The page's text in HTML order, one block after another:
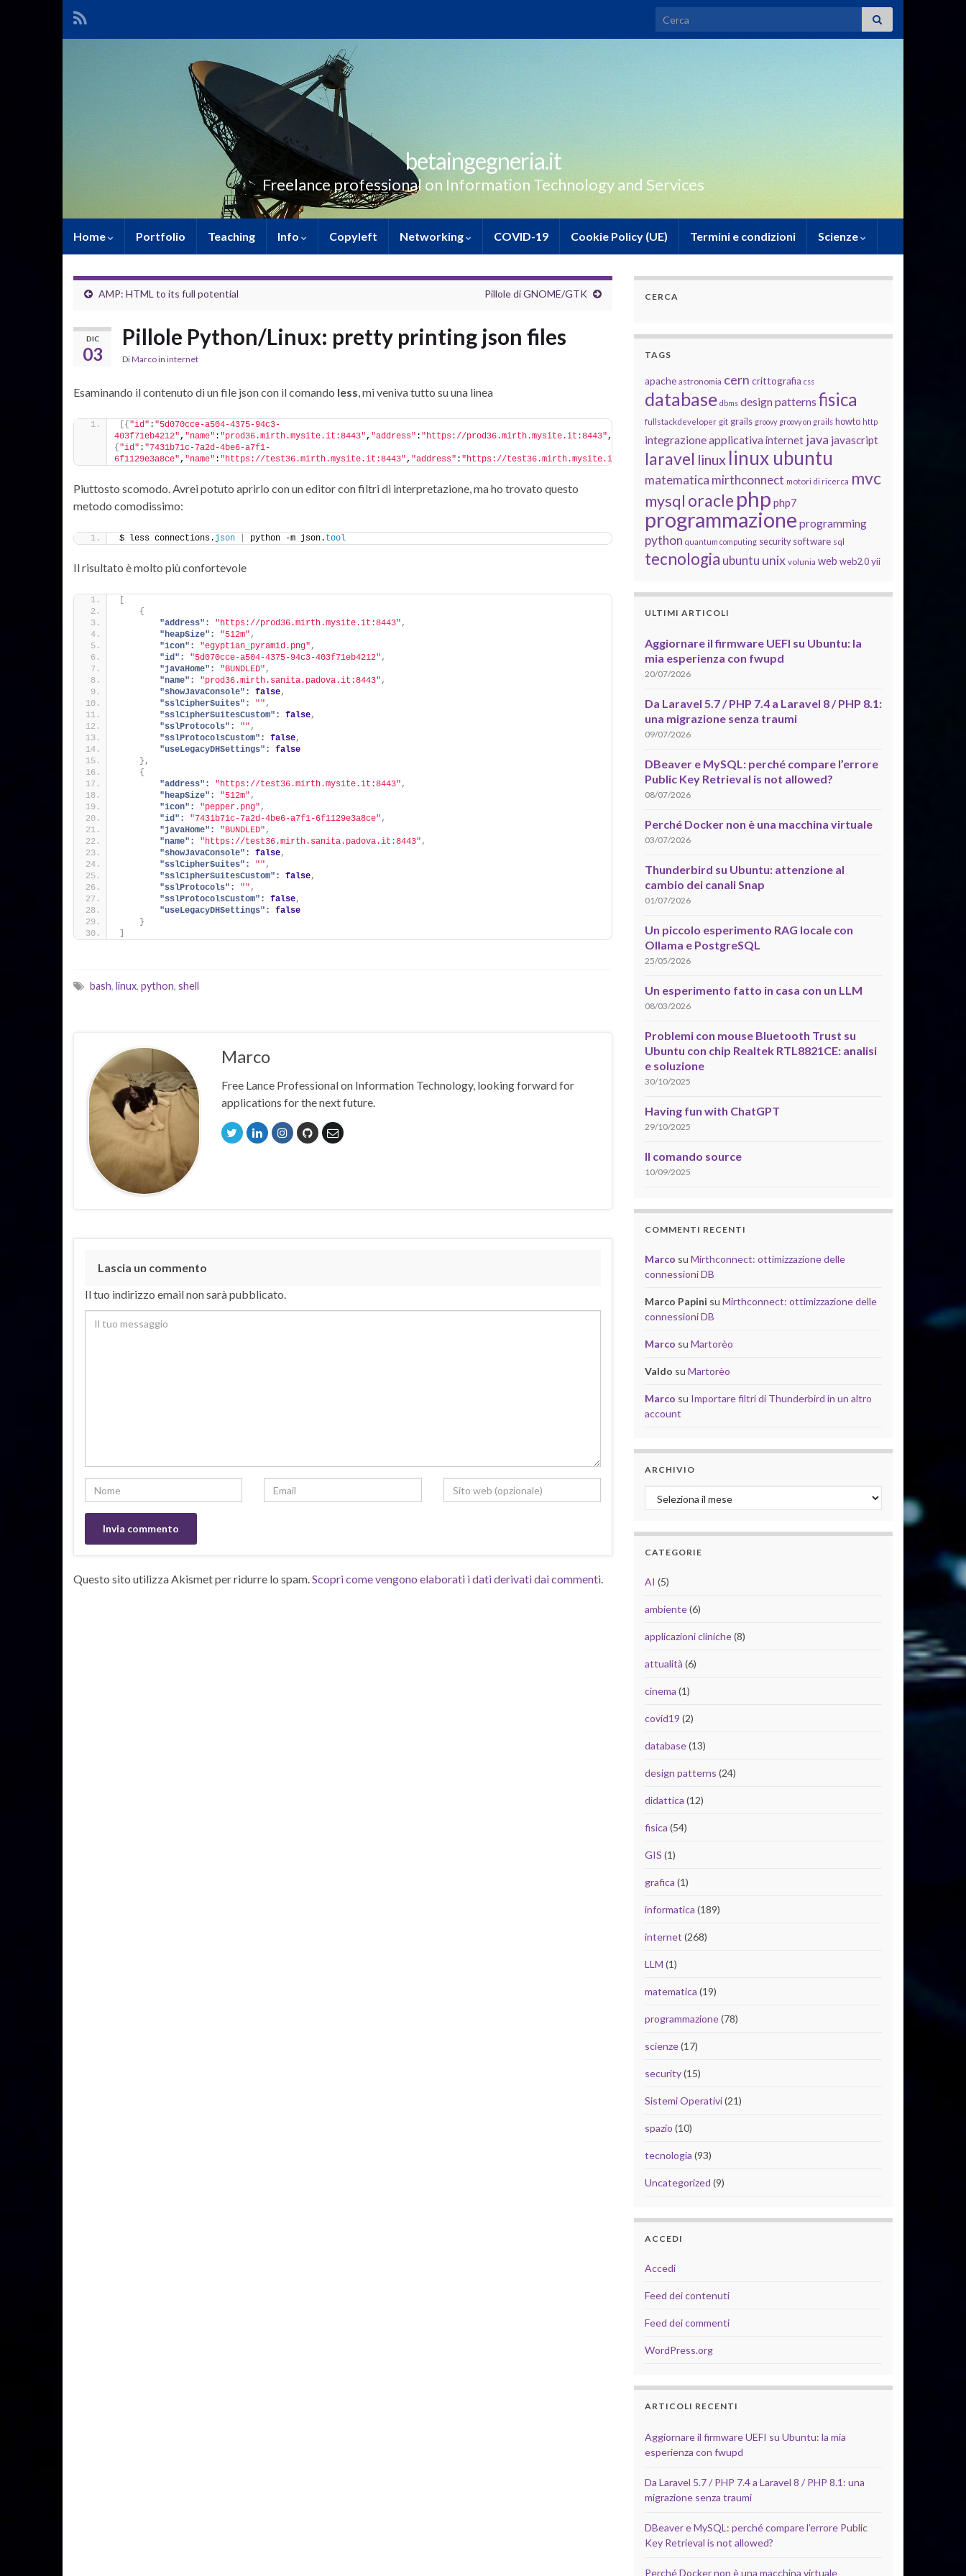
Search for:
betaingegneria.it
Freelance professional on Information Technology and Services
Home Portfolio Teaching Info Copyleft Networking COVID-19 Cookie Policy (UE) Termini e condizioni Scienze
AMP: HTML to its full potential Pillole di GNOME/GTK
DIC
03
Pillole Python/Linux: pretty printing json files
DiMarcoin internet
Esaminando il contenuto di un file json con il comando less, mi veniva tutto su una linea
[{ "id" : "5d070cce-a504-4375-94c3-
403f71eb4212", "name" : "prod36.mirth.mysite.it:8443", "address" : "https://prod36.mirth.mysite.it:8443", "javaHome":"BUNDLED","heapSize":"512m" ,"icon": "egyptian_pyramid.png"
{ "id" : "7431b71c-7a2d-4be6-a7f1-
6f1129e3a8ce", "name" : "https://test36.mirth.mysite.it:8443", "address" : "https://test36.mirth.mysite.it:8443" ,"javaHome":"BUNDLED" "heapSize": "512m"
Piuttosto scomodo. Avrei potuto aprirlo con un editor con filtri di interpretazione, ma ho trovato questo
metodo comodissimo:
$ less connections. json python -m json. tool
Il risultato è molto più confortevole
{
"address":
"https://prod36.mirth.mysite.it:8443" ,
"heapSize":
"512m" ,
"icon":
"egyptian_pyramid.png" ,
"id":
"5d070cce-a504-4375-94c3-403f71eb4212" ,
"javaHome":
"BUNDLED" ,
"name":
"prod36.mirth.sanita.padova.it:8443" ,
"showJavaConsole":
false,
"sslCipherSuites":
"" ,
"sslCipherSuitesCustom":
false,
"sslProtocols":
"" ,
"sslProtocolsCustom":
false,
"useLegacyDHSettings":
false
} ,
{
"address":
"https://test36.mirth.mysite.it:8443" ,
"heapSize":
"512m" ,
"icon":
"pepper.png" ,
"id":
"7431b71c-7a2d-4be6-a7f1-6f1129e3a8ce" ,
"javaHome":
"BUNDLED" ,
"name":
"https://test36.mirth.sanita.padova.it:8443" ,
"showJavaConsole":
false,
"sslCipherSuites":
"" ,
"sslCipherSuitesCustom":
false,
"sslProtocols":
"" ,
"sslProtocolsCustom":
false,
"useLegacyDHSettings":
false
}
bash, linux, python, shell
Marco
Free Lance Professional on Information Technology, looking forward for
applications for the next future.
Lascia un commento
Il tuo indirizzo email non sarà pubblicato.
Questo sito utilizza Akismet per ridurre lo spam.Scopri come vengono elaborati i dati derivati dai commenti.
CERCA
TAGS
apache astronomia cern crittografia css
database dbms design patterns fisica
fullstackdeveloper git grails groovy groovy on grails howto http
integrazione applicativainternet java javascript
laravel linux linux ubuntu
matematica mirthconnect motori di ricerca mvc
mysql oracle php php7
programmazione programming
python quantum computing security software sql
tecnologia ubuntu unix volunia web web2.0 yii
ULTIMI ARTICOLI
Aggiornare il firmware UEFI su Ubuntu: la
mia esperienza con fwupd
20/07/2026
Da Laravel 5.7 / PHP 7.4 a Laravel 8 / PHP 8.1:
una migrazione senza traumi
09/07/2026
DBeaver e MySQL: perché compare l’errore
Public Key Retrieval is not allowed?
08/07/2026
Perché Docker non è una macchina virtuale
03/07/2026
Thunderbird su Ubuntu: attenzione al
cambio dei canali Snap
01/07/2026
Un piccolo esperimento RAG locale con
Ollama e PostgreSQL
25/05/2026
Un esperimento fatto in casa con un LLM
08/03/2026
Problemi con mouse Bluetooth Trust su
Ubuntu con chip Realtek RTL8821CE: analisi
e soluzione
30/10/2025
Having fun with ChatGPT
29/10/2025
Il comando source
10/09/2025
COMMENTI RECENTI
Marco su Mirthconnect: ottimizzazione delle
connessioni DB
Marco Papini su Mirthconnect: ottimizzazione delle
connessioni DB
Marco su Martorèo
Valdo su Martorèo
Marco su Importare filtri di Thunderbird in un altro
account
ARCHIVIO
Archivio
CATEGORIE
AI (5)
ambiente(6)
applicazioni cliniche(8)
attualità (6)
cinema (1)
covid19 (2)
database(13)
design patterns (24)
didattica (12)
fisica (54)
GIS (1)
grafica (1)
informatica (189)
internet (268)
LLM (1)
matematica (19)
programmazione(78)
scienze(17)
security(15)
Sistemi Operativi(21)
spazio (10)
tecnologia (93)
Uncategorized (9)
ACCEDI
Accedi
Feed dei contenuti
Feed dei commenti
WordPress.org
ARTICOLI RECENTI
Aggiornare il firmware UEFI su Ubuntu: la mia
esperienza con fwupd
Da Laravel 5.7 / PHP 7.4 a Laravel 8 / PHP 8.1: una
migrazione senza traumi
DBeaver e MySQL: perché compare l’errore Public
Key Retrieval is not allowed?
Perché Docker non è una macchina virtuale